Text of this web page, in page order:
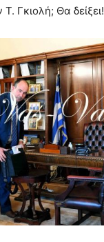
Γκιολή; Θα δείξει!